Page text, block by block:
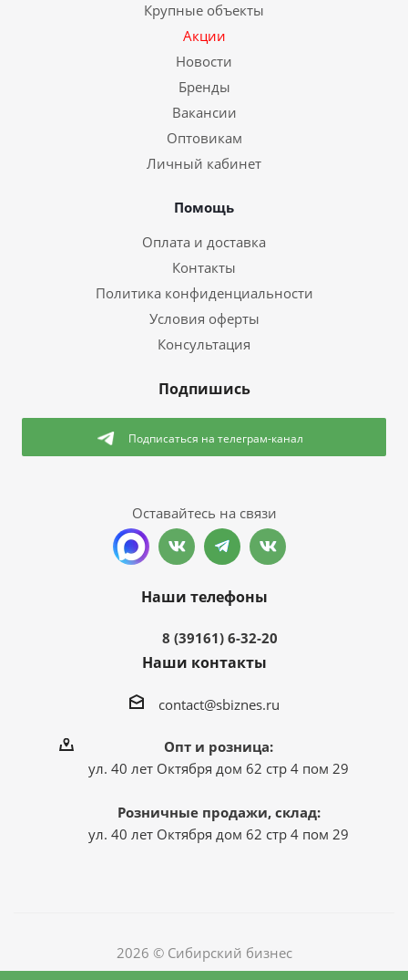
Крупные объекты
Акции
Новости
Бренды
Вакансии
Оптовикам
Личный кабинет
Помощь
Оплата и доставка
Контакты
Политика конфиденциальности
Условия оферты
Консультация
Подпишись
Подписаться на телеграм-канал
Оставайтесь на связи
Наши телефоны
8 (39161) 6-32-20
Наши контакты
contact@sbiznes.ru
Опт и розница:
ул. 40 лет Октября дом 62 стр 4 пом 29
Розничные продажи, склад:
ул. 40 лет Октября дом 62 стр 4 пом 29
2026 © Сибирский бизнес